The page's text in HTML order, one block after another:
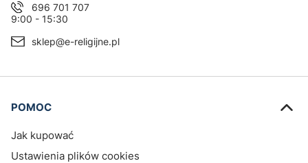
696 701 707
9:00 - 15:30
sklep@e-religijne.pl
Linki w stopce
POMOC
Jak kupować
Ustawienia plików cookies